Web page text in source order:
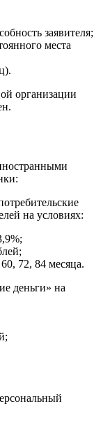
заявителя;
места
организации
на условиях:
72, 84 месяца.
деньги» на